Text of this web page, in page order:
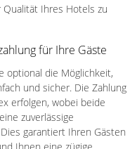
Ihres Hotels zu
für Ihre Gäste
optional die Möglichkeit,
und sicher. Die Zahlung
erfolgen, wobei beide
zuverlässige
garantiert Ihren Gästen